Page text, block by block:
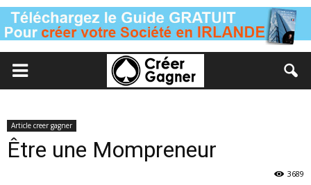
Article creer gagner
Être une Mompreneur
3689